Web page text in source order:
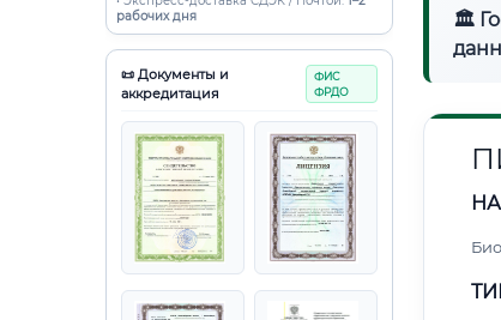
рабочих дня
📜 Документы и
аккредитация
ФИС
ФРДО
🏛